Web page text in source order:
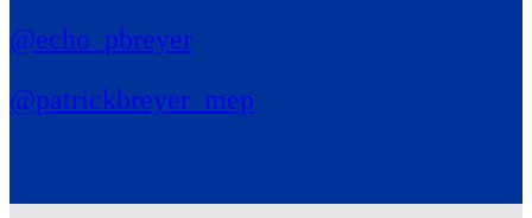
@echo_pbreyer
@patrickbreyer_mep